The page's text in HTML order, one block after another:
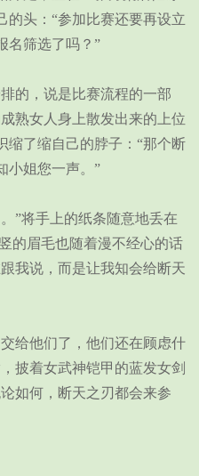
的头：“参加比赛还要再设立
名筛选了吗？”
，说是比赛流程的一部
熟女人身上散发出来的上位
缩了缩自己的脖子：“那个断
小姐您一声。”
将手上的纸条随意地丢在
的眉毛也随着漫不经心的话
我说，而是让我知会给断天
他们了，他们还在顾虑什
披着女武神铠甲的蓝发女剑
如何，断天之刃都会来参